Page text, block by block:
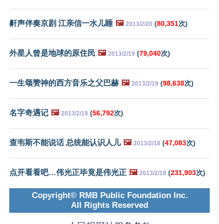
鼾声伴奏京剧 江亲信一水儿睡 🖼️ 2013/2/20 (80,351次)
外星人曾是地球的原住民 🖼️ 2013/2/19 (79,040次)
一生颂赞神的西方音乐之父巴赫 🖼️ 2013/2/19 (98,638次)
名字奇遇记 🖼️ 2013/2/19 (56,792次)
查韦斯不能说话 总统能认识人儿 🖼️ 2013/2/18 (47,083次)
点开看看吧…伟光正毕竟是伟光正 🖼️ 2013/2/18 (231,903次)
Copyright© RMB Public Foundation Inc.
All Rights Reserved